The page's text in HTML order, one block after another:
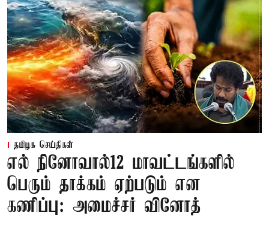
தமிழக செய்திகள்
எல் நினோவால்12 மாவட்டங்களில்
பெரும் தாக்கம் ஏற்படும் என
கணிப்பு: அமைச்சர் வினோத்